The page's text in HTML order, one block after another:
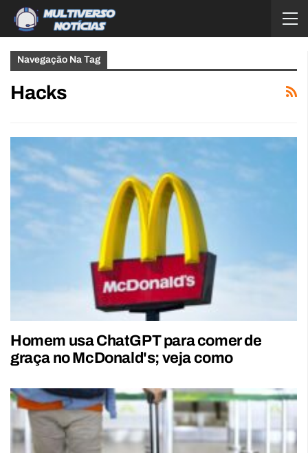
Navegação Na Tag
Hacks
Homem usa ChatGPT para comer de
graça no McDonald's; veja como